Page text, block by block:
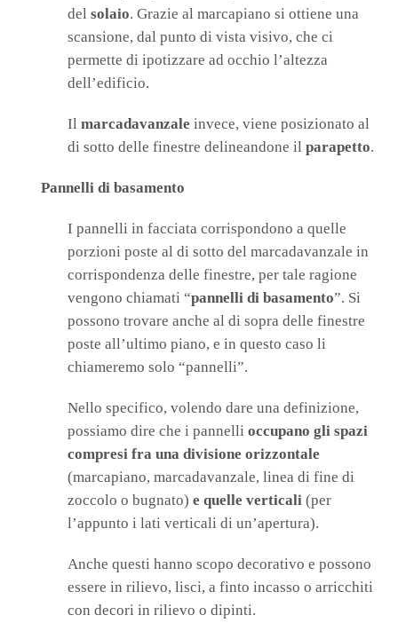
del solaio. Grazie al marcapiano si ottiene una
scansione, dal punto di vista visivo, che ci
permette di ipotizzare ad occhio l’altezza
dell’edificio.
Il marcadavanzale invece, viene posizionato al
di sotto delle finestre delineandone il parapetto.
Pannelli di basamento
I pannelli in facciata corrispondono a quelle
porzioni poste al di sotto del marcadavanzale in
corrispondenza delle finestre, per tale ragione
vengono chiamati “pannelli di basamento”. Si
possono trovare anche al di sopra delle finestre
poste all’ultimo piano, e in questo caso li
chiameremo solo “pannelli”.
Nello specifico, volendo dare una definizione,
possiamo dire che i pannelli occupano gli spazi
compresi fra una divisione orizzontale
(marcapiano, marcadavanzale, linea di fine di
zoccolo o bugnato) e quelle verticali (per
l’appunto i lati verticali di un’apertura).
Anche questi hanno scopo decorativo e possono
essere in rilievo, lisci, a finto incasso o arricchiti
con decori in rilievo o dipinti.